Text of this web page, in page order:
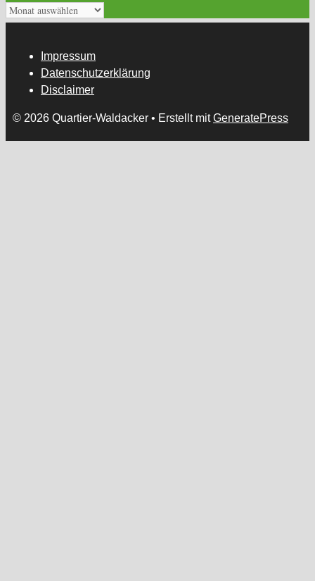
Archiv
Impressum
Datenschutzerklärung
Disclaimer
© 2026 Quartier-Waldacker • Erstellt mitGeneratePress